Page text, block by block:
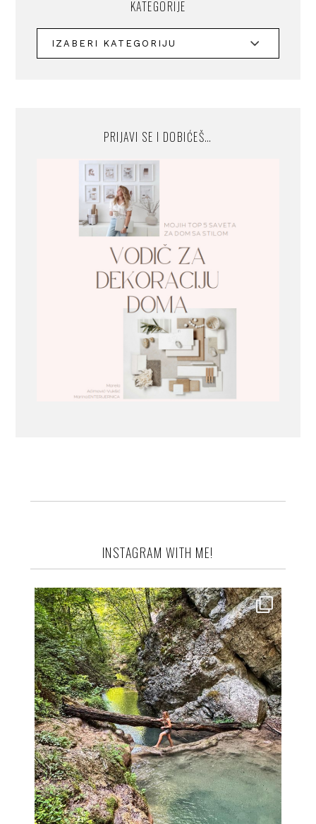
KATEGORIJE
PRIJAVI SE I DOBIĆEŠ…
INSTAGRAM WITH ME!